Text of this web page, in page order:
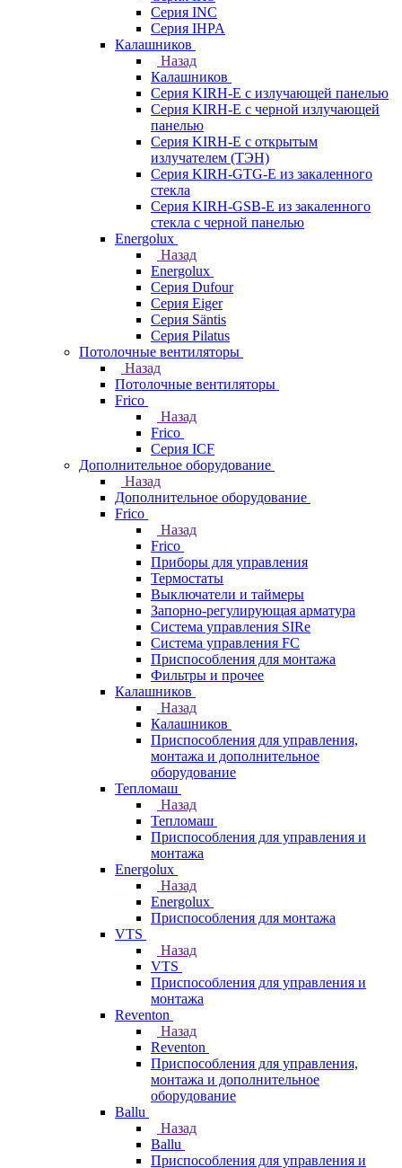
Серия INC
Серия IHPA
Калашников
Назад
Калашников
Серия KIRH-E с излучающей панелью
Серия KIRH-E с черной излучающей
панелью
Серия KIRH-E с открытым
излучателем (ТЭН)
Серия KIRH-GTG-E из закаленного
стекла
Серия KIRH-GSB-E из закаленного
стекла с черной панелью
Energolux
Назад
Energolux
Серия Dufour
Серия Eiger
Серия Säntis
Серия Pilatus
Потолочные вентиляторы
Назад
Потолочные вентиляторы
Frico
Назад
Frico
Серия ICF
Дополнительное оборудование
Назад
Дополнительное оборудование
Frico
Назад
Frico
Приборы для управления
Термостаты
Выключатели и таймеры
Запорно-регулирующая арматура
Система управления SIRe
Система управления FC
Приспособления для монтажа
Фильтры и прочее
Калашников
Назад
Калашников
Приспособления для управления,
монтажа и дополнительное
оборудование
Тепломаш
Назад
Тепломаш
Приспособления для управления и
монтажа
Energolux
Назад
Energolux
Приспособления для монтажа
VTS
Назад
VTS
Приспособления для управления и
монтажа
Reventon
Назад
Reventon
Приспособления для управления,
монтажа и дополнительное
оборудование
Ballu
Назад
Ballu
Приспособления для управления и